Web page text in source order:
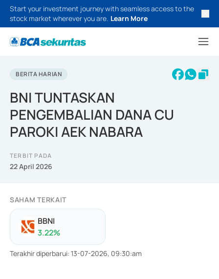
Start your investment journey with seamless access to the
stock market wherever you are. Learn More
BERITA HARIAN
BNI TUNTASKAN
PENGEMBALIAN DANA CU
PAROKI AEK NABARA
TERBIT PADA
22 April 2026
SAHAM TERKAIT
BBNI
3.22%
Terakhir diperbarui: 13-07-2026, 09:30:am